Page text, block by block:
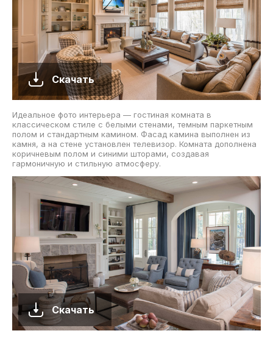
Скачать
Идеальное фото интерьера — гостиная комната в
классическом стиле с белыми стенами, темным паркетным
полом и стандартным камином. Фасад камина выполнен из
камня, а на стене установлен телевизор. Комната дополнена
коричневым полом и синими шторами, создавая
гармоничную и стильную атмосферу.
Скачать